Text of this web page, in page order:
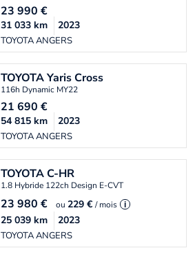
23 990 €
TOYOTA ANGERS
31 033 km 2023
TOYOTAYaris Cross
116h Dynamic MY22
21 690 €
TOYOTA ANGERS
54 815 km 2023
TOYOTAC-HR
1.8 Hybride 122ch Design E-CVT
23 980 € ou 229 € / mois i
TOYOTA ANGERS
25 039 km 2023